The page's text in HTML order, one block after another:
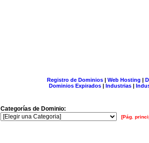
Registro de Dominios| Web Hosting |
Dominios Expirados | Industrias |
Categorías de Dominio:
[Pág.